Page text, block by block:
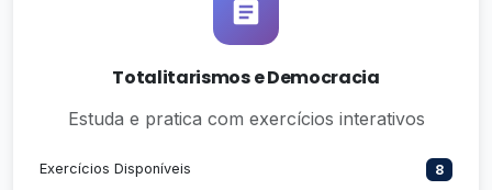
Totalitarismos e Democracia
Estuda e pratica com exercícios interativos
Exercícios Disponíveis
8